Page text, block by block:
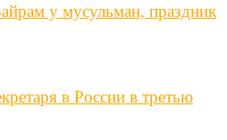
у мусульман, праздник
в России в третью